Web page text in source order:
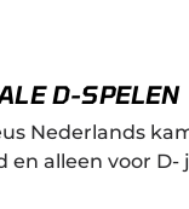
D-SPELEN
Nederlands
en alleen voor D-